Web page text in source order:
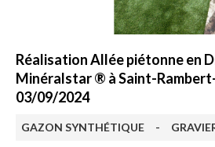
Réalisation Allée piétonne en
Minéralstar ® à Saint-
03/09/2024
GAZON SYNTHÉTIQUE -